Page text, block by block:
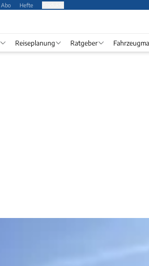
Abo Hefte
Reiseplanung Ratgeber